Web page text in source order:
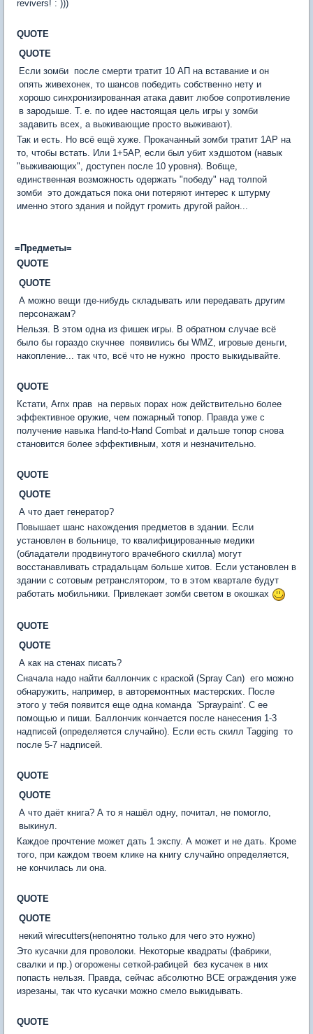
revivers! : )))
QUOTE
QUOTE
Если зомби  после смерти тратит 10 АП на вставание и он
опять живехонек, то шансов победить собственно нету и
хорошо синхронизированная атака давит любое сопротивление
в зародыше. Т. е. по идее настоящая цель игры у зомби 
задавить всех, а выживающие просто выживают).
Так и есть. Но всё ещё хуже. Прокачанный зомби тратит 1АР на
то, чтобы встать. Или 1+5АР, если был убит хэдшотом (навык
"выживающих", доступен после 10 уровня). Вобще,
единственная возможность одержать "победу" над толпой
зомби  это дождаться пока они потеряют интерес к штурму
именно этого здания и пойдут громить другой район...
=Предметы=
QUOTE
QUOTE
А можно вещи где-нибудь складывать или передавать другим
персонажам?
Нельзя. В этом одна из фишек игры. В обратном случае всё
было бы гораздо скучнее  появились бы WMZ, игровые деньги,
накопление... так что, всё что не нужно  просто выкидывайте.
QUOTE
Кстати, Arnx прав  на первых порах нож действительно более
эффективное оружие, чем пожарный топор. Правда уже с
получение навыка Hand-to-Hand Combat и дальше топор снова
становится более эффективным, хотя и незначительно.
QUOTE
QUOTE
А что дает генератор?
Повышает шанс нахождения предметов в здании. Если
установлен в больнице, то квалифицированные медики
(обладатели продвинутого врачебного скилла) могут
восстанавливать страдальцам больше хитов. Если установлен в
здании с сотовым ретранслятором, то в этом квартале будут
работать мобильники. Привлекает зомби светом в окошках
QUOTE
QUOTE
А как на стенах писать?
Сначала надо найти баллончик с краской (Spray Can)  его можно
обнаружить, например, в авторемонтных мастерских. После
этого у тебя появится еще одна команда  'Spraypaint'. С ее
помощью и пиши. Баллончик кончается после нанесения 1-3
надписей (определяется случайно). Если есть скилл Tagging  то
после 5-7 надписей.
QUOTE
QUOTE
А что даёт книга? А то я нашёл одну, почитал, не помогло,
выкинул.
Каждое прочтение может дать 1 экспу. А может и не дать. Кроме
того, при каждом твоем клике на книгу случайно определяется,
не кончилась ли она.
QUOTE
QUOTE
некий wirecutters(непонятно только для чего это нужно)
Это кусачки для проволоки. Некоторые квадраты (фабрики,
свалки и пр.) огорожены сеткой-рабицей  без кусачек в них
попасть нельзя. Правда, сейчас абсолютно ВСЕ ограждения уже
изрезаны, так что кусачки можно смело выкидывать.
QUOTE